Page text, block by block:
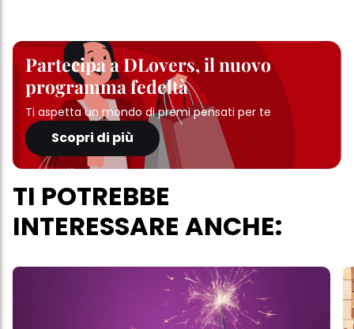
Partecipa a DLovers, il nuovo
programma fedeltà
Ti aspetta un mondo di premi pensati per te
Scopri di più
TI POTREBBE
INTERESSARE ANCHE: